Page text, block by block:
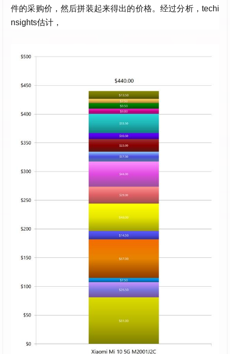
件的采购价，然后拼装起来得出的价格。经过分析，techi
nsights估计，